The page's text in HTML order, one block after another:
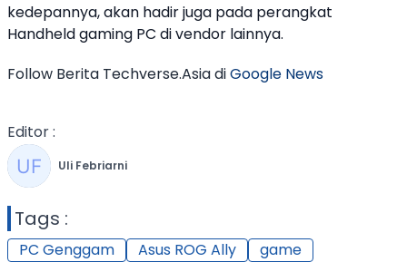
kedepannya, akan hadir juga pada perangkat
Handheld gaming PC di vendor lainnya.
Follow Berita Techverse.Asia diGoogle News
Editor :
Uli Febriarni
Tags :
PC Genggam Asus ROG Ally
game